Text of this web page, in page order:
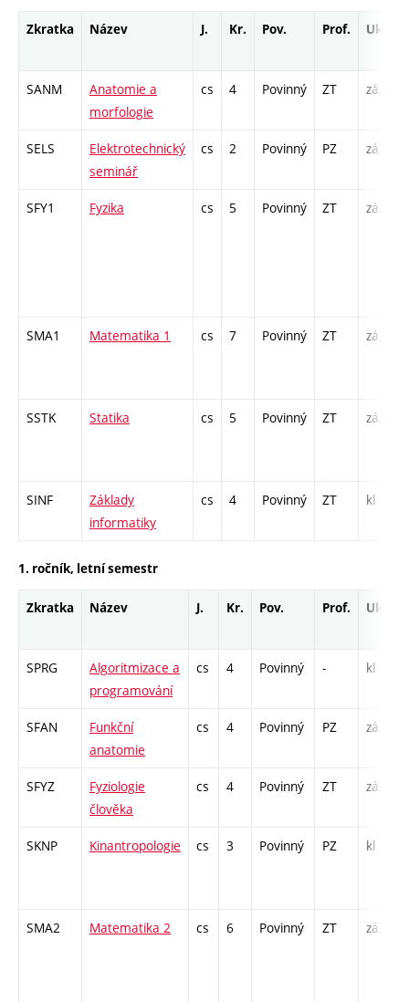
Zkratka Název J. Kr. Pov. Prof. Uk.
SANM
Anatomie a
morfologie
cs 4 Povinný ZT zá,zk
SELS
Elektrotechnický
seminář
cs 2 Povinný PZ zá
SFY1 Fyzika cs 5 Povinný ZT zá,zk
SMA1 Matematika 1 cs 7 Povinný ZT zá,zk
SSTK Statika cs 5 Povinný ZT zá,zk
SINF
Základy
informatiky
cs 4 Povinný ZT kl
1. ročník, letní semestr
Zkratka Název J. Kr. Pov. Prof. Uk.
SPRG
Algoritmizace a
programování
cs 4 Povinný - kl
SFAN
Funkční
anatomie
cs 4 Povinný PZ zá,zk
SFYZ
Fyziologie
člověka
cs 4 Povinný ZT zá,zk
SKNP Kinantropologie cs 3 Povinný PZ kl
SMA2 Matematika 2 cs 6 Povinný ZT zá,zk